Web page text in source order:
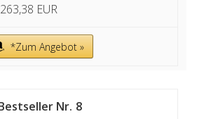
263,38 EUR
*Zum Angebot »
8